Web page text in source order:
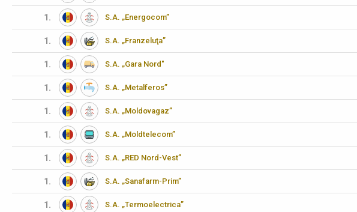
1. S.A. „Energocom”
1. S.A. „Franzeluţa”
1. S.A. „Gara Nord"
1. S.A. „Metalferos”
1. S.A. „Moldovagaz”
1. S.A. „Moldtelecom”
1. S.A. „RED Nord-Vest”
1. S.A. „Sanafarm-Prim”
1. S.A. „Termoelectrica”